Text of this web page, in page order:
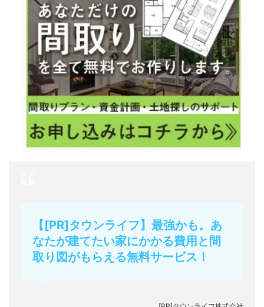
【[PR]タウンライフ】最強かも。あ
なたが建てたい家にかかる費用と間
取り図がもらえる無料サービス！